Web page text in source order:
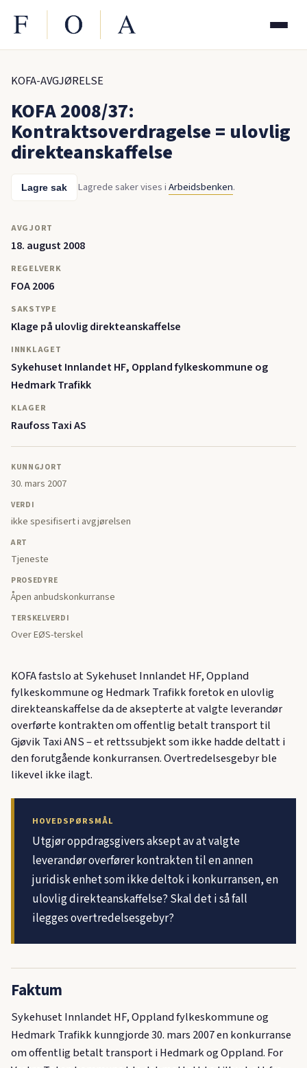
KOFA-AVGJØRELSE
KOFA 2008/37:
Kontraktsoverdragelse = ulovlig
direkteanskaffelse
Lagre sak Lagrede saker vises iArbeidsbenken.
AVGJORT
18. august 2008
REGELVERK
FOA 2006
SAKSTYPE
Klage på ulovlig direkteanskaffelse
INNKLAGET
Sykehuset Innlandet HF, Oppland fylkeskommune og
Hedmark Trafikk
KLAGER
Raufoss Taxi AS
KUNNGJORT
30. mars 2007
VERDI
ikke spesifisert i avgjørelsen
ART
Tjeneste
PROSEDYRE
Åpen anbudskonkurranse
TERSKELVERDI
Over EØS-terskel
KOFA fastslo at Sykehuset Innlandet HF, Oppland
fylkeskommune og Hedmark Trafikk foretok en ulovlig
direkteanskaffelse da de aksepterte at valgte leverandør
overførte kontrakten om offentlig betalt transport til
Gjøvik Taxi ANS – et rettssubjekt som ikke hadde deltatt i
den forutgående konkurransen. Overtredelsesgebyr ble
likevel ikke ilagt.
HOVEDSPØRSMÅL
Utgjør oppdragsgivers aksept av at valgte
leverandør overfører kontrakten til en annen
juridisk enhet som ikke deltok i konkurransen, en
ulovlig direkteanskaffelse? Skal det i så fall
ilegges overtredelsesgebyr?
Faktum
Sykehuset Innlandet HF, Oppland fylkeskommune og
Hedmark Trafikk kunngjorde 30. mars 2007 en konkurranse
om offentlig betalt transport i Hedmark og Oppland. For